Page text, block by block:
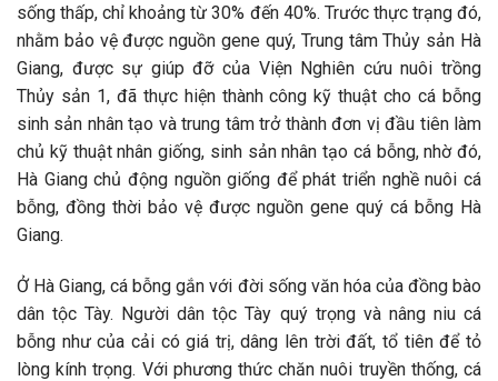
sống thấp, chỉ khoảng từ 30% đến 40%. Trước thực trạng đó,
nhằm bảo vệ được nguồn gene quý, Trung tâm Thủy sản Hà
Giang, được sự giúp đỡ của Viện Nghiên cứu nuôi trồng
Thủy sản 1, đã thực hiện thành công kỹ thuật cho cá bỗng
sinh sản nhân tạo và trung tâm trở thành đơn vị đầu tiên làm
chủ kỹ thuật nhân giống, sinh sản nhân tạo cá bỗng, nhờ đó,
Hà Giang chủ động nguồn giống để phát triển nghề nuôi cá
bỗng, đồng thời bảo vệ được nguồn gene quý cá bỗng Hà
Giang.
Ở Hà Giang, cá bỗng gắn với đời sống văn hóa của đồng bào
dân tộc Tày. Người dân tộc Tày quý trọng và nâng niu cá
bỗng như của cải có giá trị, dâng lên trời đất, tổ tiên để tỏ
lòng kính trọng. Với phương thức chăn nuôi truyền thống, cá